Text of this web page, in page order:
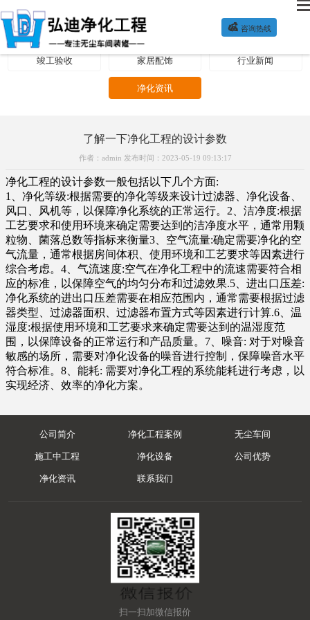
 咨询热线
净化方案 公司新闻 装修施工
竣工验收 家居配饰 行业新闻
净化资讯
了解一下净化工程的设计参数
作者：admin 发布时间：2023-05-19 09:13:17
净化工程的设计参数一般包括以下几个方面:
1、净化等级:根据需要的净化等级来设计过滤器、净化设备、
风口、风机等，以保障净化系统的正常运行。2、洁净度:根据
工艺要求和使用环境来确定需要达到的洁净度水平，通常用颗
粒物、菌落总数等指标来衡量3、空气流量:确定需要净化的空
气流量，通常根据房间体积、使用环境和工艺要求等因素进行
综合考虑。4、气流速度:空气在净化工程中的流速需要符合相
应的标准，以保障空气的均匀分布和过滤效果.5、进出口压差:
净化系统的进出口压差需要在相应范围内，通常需要根据过滤
器类型、过滤器面积、过滤器布置方式等因素进行计算.6、温
湿度:根据使用环境和工艺要求来确定需要达到的温湿度范
围，以保障设备的正常运行和产品质量。7、噪音: 对于对噪音
敏感的场所，需要对净化设备的噪音进行控制，保障噪音水平
符合标准。8、能耗: 需要对净化工程的系统能耗进行考虑，以
实现经济、效率的净化方案。
公司简介 净化工程案例 无尘车间
施工中工程 净化设备 公司优势
净化资讯 联系我们
扫一扫加微信报价